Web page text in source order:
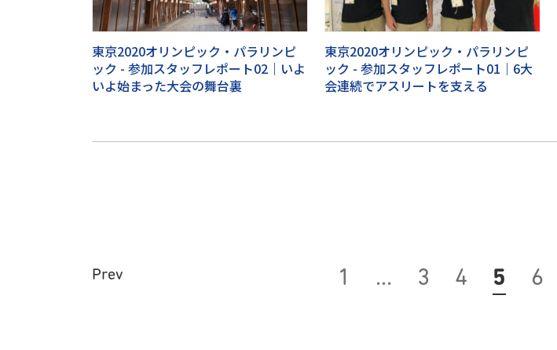
東京2020オリンピック・パラリンピ
ック - 参加スタッフレポート02｜いよ
いよ始まった大会の舞台裏
東京2020オリンピック・パラリンピ
ック - 参加スタッフレポート01｜6大
会連続でアスリートを支える
Prev 1 … 3 4 5 6